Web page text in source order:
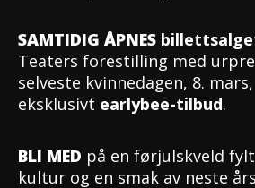
SAMTIDIG ÅPNES
Teaters forestilling med
selveste kvinnedagen, 8.
eksklusivt earlybee-tilbud.
BLI MED på en førjulskveld
kultur og en smak av neste